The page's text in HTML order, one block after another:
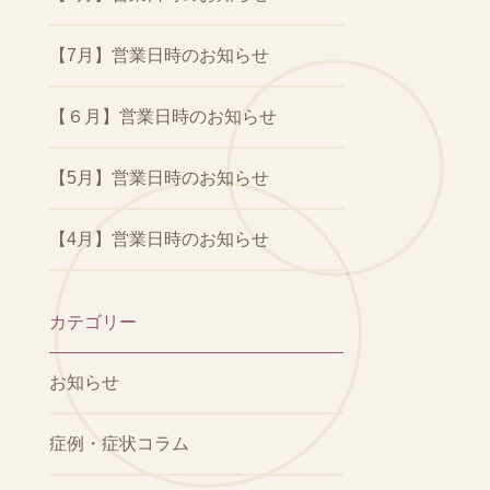
【7月】営業日時のお知らせ
【６月】営業日時のお知らせ
【5月】営業日時のお知らせ
【4月】営業日時のお知らせ
カテゴリー
お知らせ
症例・症状コラム